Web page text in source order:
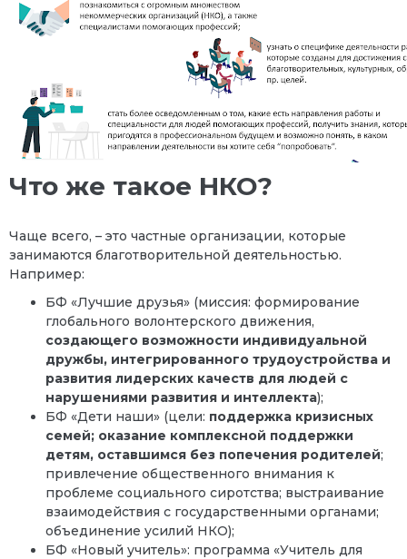
Что же такое НКО?
Чаще всего, – это частные организации, которые
занимаются благотворительной деятельностью.
Например:
БФ «Лучшие друзья» (миссия: формирование
глобального волонтерского движения,
создающего возможности индивидуальной
дружбы, интегрированного трудоустройства и
развития лидерских качеств для людей с
нарушениями развития и интеллекта);
БФ «Дети наши» (цели: поддержка кризисных
семей; оказание комплексной поддержки
детям, оставшимся без попечения родителей;
привлечение общественного внимания к
проблеме социального сиротства; выстраивание
взаимодействия с государственными органами;
объединение усилий НКО);
БФ «Новый учитель»: программа «Учитель для